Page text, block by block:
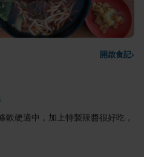
開啟食記›
軟硬適中，加上特製辣醬很好吃，